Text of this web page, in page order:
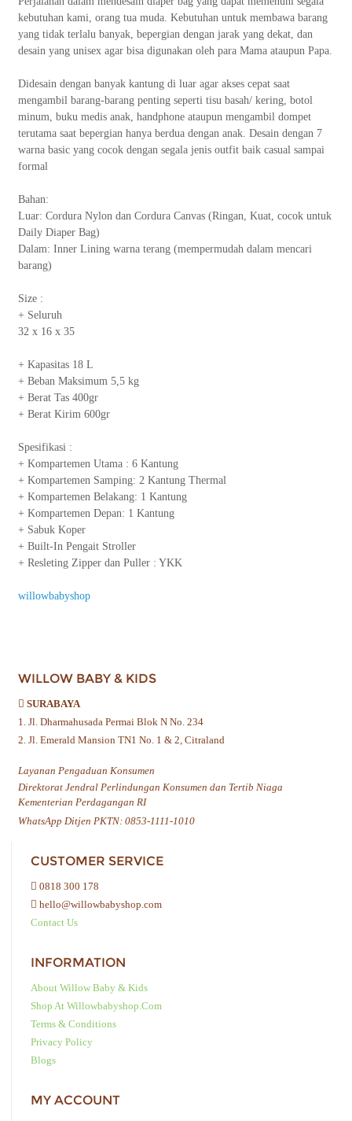
kebutuhan kami, orang tua muda. Kebutuhan untuk membawa barang
yang tidak terlalu banyak, bepergian dengan jarak yang dekat, dan
desain yang unisex agar bisa digunakan oleh para Mama ataupun Papa.
Didesain dengan banyak kantung di luar agar akses cepat saat
mengambil barang-barang penting seperti tisu basah/ kering, botol
minum, buku medis anak, handphone ataupun mengambil dompet
terutama saat bepergian hanya berdua dengan anak. Desain dengan 7
warna basic yang cocok dengan segala jenis outfit baik casual sampai
formal
Bahan:
Luar: Cordura Nylon dan Cordura Canvas (Ringan, Kuat, cocok untuk
Daily Diaper Bag)
Dalam: Inner Lining warna terang (mempermudah dalam mencari
barang)
Size :
+ Seluruh
32 x 16 x 35
+ Kapasitas 18 L
+ Beban Maksimum 5,5 kg
+ Berat Tas 400gr
+ Berat Kirim 600gr
Spesifikasi :
+ Kompartemen Utama : 6 Kantung
+ Kompartemen Samping: 2 Kantung Thermal
+ Kompartemen Belakang: 1 Kantung
+ Kompartemen Depan: 1 Kantung
+ Sabuk Koper
+ Built-In Pengait Stroller
+ Resleting Zipper dan Puller : YKK
willowbabyshop
WILLOW BABY & KIDS
SURABAYA
1. Jl. Dharmahusada Permai Blok N No. 234
2. Jl. Emerald Mansion TN1 No. 1 & 2, Citraland
Layanan Pengaduan Konsumen
Direktorat Jendral Perlindungan Konsumen dan Tertib Niaga
Kementerian Perdagangan RI
WhatsApp Ditjen PKTN: 0853-1111-1010
CUSTOMER SERVICE
0818 300 178
hello@willowbabyshop.com
Contact Us
INFORMATION
About Willow Baby & Kids
Shop At Willowbabyshop.com
Terms & Conditions
Privacy Policy
Blogs
MY ACCOUNT